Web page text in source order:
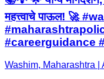
महत्त्वाचे पाऊल! 🚀
#careerguidance
Washim, Maharashtra |